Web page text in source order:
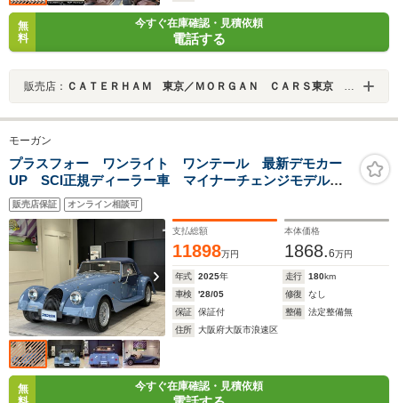
無
料
今すぐ在庫確認・見積依頼
電話する
販売店： ＣＡＴＥＲＨＡＭ 東京／ＭＯＲＧＡＮ ＣＡＲＳ東京 青山ショールーム
モーガン
プラスフォー ワンライト ワンテール 最新デモカー
UP SCI正規ディーラー車 マイナーチェンジモデル
ワンライト ワンテール BMW製20004気筒ターボ 8速
AT エアコンパワステ オプション付
販売店保証 オンライン相談可
支払総額
11898万円
本体価格
1868.6万円
年式 2025年 走行 180km
車検
'28/05 修復
なし
保証
保証付 整備
法定整備無
住所
大阪府大阪市浪速区
無
今すぐ在庫確認・見積依頼